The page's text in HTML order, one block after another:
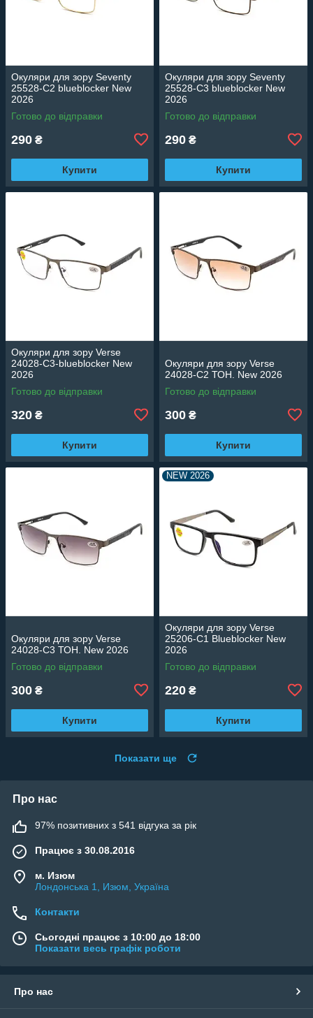
Окуляри для зору Seventy
25528-C2 blueblocker New
2026
Готово до відправки
290 ₴
Купити
Окуляри для зору Seventy
25528-C3 blueblocker New
2026
Готово до відправки
290 ₴
Купити
Окуляри для зору Verse
24028-C3-blueblocker New
2026
Готово до відправки
320 ₴
Купити
Окуляри для зору Verse
24028-C2 ТОН. New 2026
Готово до відправки
300 ₴
Купити
Окуляри для зору Verse
24028-C3 ТОН. New 2026
Готово до відправки
300 ₴
Купити
NEW 2026
Окуляри для зору Verse
25206-C1 Blueblocker New
2026
Готово до відправки
220 ₴
Купити
Показати ще
Про нас
97% позитивних з 541 відгука за рік
Працює з 30.08.2016
м. Изюм
Лондонська 1, Изюм, Україна
Контакти
Сьогодні працює з 10:00 до 18:00
Показати весь графік роботи
Про нас